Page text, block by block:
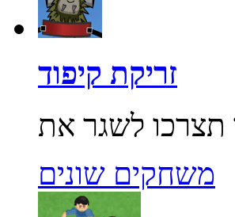
זריקת קיפוד
משחקים שונים